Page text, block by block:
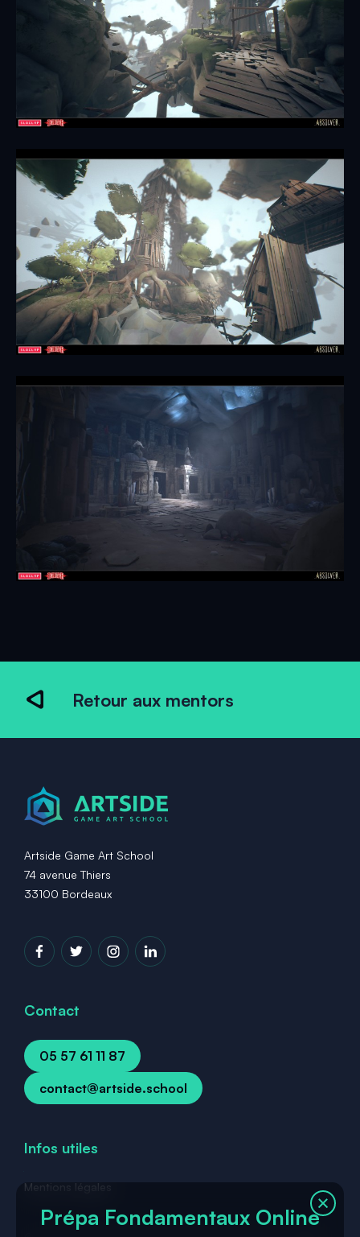
Prépa Fondamentaux Online
Retour aux mentors
Artside Game Art School
74 avenue Thiers
33100 Bordeaux
Contact
05 57 61 11 87
contact@artside.school
Infos utiles
Mentions légales